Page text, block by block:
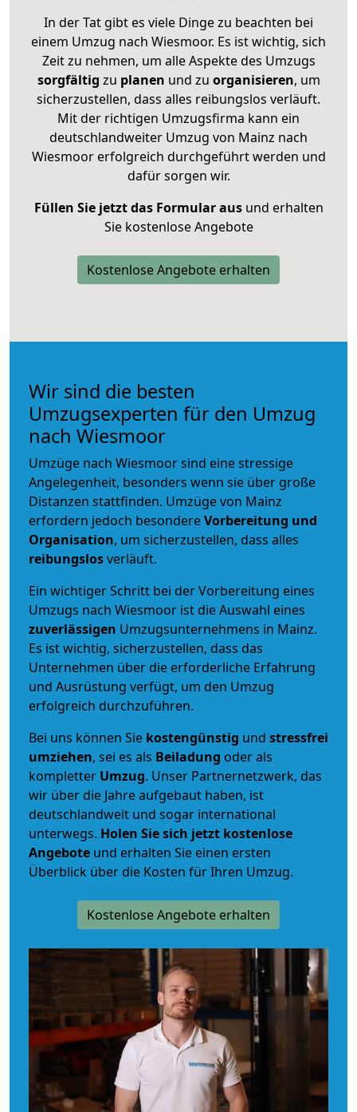
In der Tat gibt es viele Dinge zu beachten bei
einem Umzug nach Wiesmoor. Es ist wichtig, sich
Zeit zu nehmen, um alle Aspekte des Umzugs
sorgfältig zu planen und zu organisieren, um
sicherzustellen, dass alles reibungslos verläuft.
Mit der richtigen Umzugsfirma kann ein
deutschlandweiter Umzug von Mainz nach
Wiesmoor erfolgreich durchgeführt werden und
dafür sorgen wir.
Füllen Sie jetzt das Formular ausund erhalten
Sie kostenlose Angebote
Kostenlose Angebote erhalten
Wir sind die besten
Umzugsexperten für den Umzug
nach Wiesmoor
Umzüge nach Wiesmoor sind eine stressige
Angelegenheit, besonders wenn sie über große
Distanzen stattfinden. Umzüge von Mainz
erfordern jedoch besondereVorbereitung und
Organisation, um sicherzustellen, dass alles
reibungslosverläuft.
Ein wichtiger Schritt bei der Vorbereitung eines
Umzugs nach Wiesmoor ist die Auswahl eines
zuverlässigen Umzugsunternehmens in Mainz.
Es ist wichtig, sicherzustellen, dass das
Unternehmen über die erforderliche Erfahrung
und Ausrüstung verfügt, um den Umzug
erfolgreich durchzuführen.
Bei uns können Sie kostengünstig und stressfrei
umziehen, sei es als Beiladung oder als
kompletter Umzug. Unser Partnernetzwerk, das
wir über die Jahre aufgebaut haben, ist
deutschlandweit und sogar international
unterwegs. Holen Sie sich jetzt kostenlose
Angebote und erhalten Sie einen ersten
Überblick über die Kosten für Ihren Umzug.
Kostenlose Angebote erhalten